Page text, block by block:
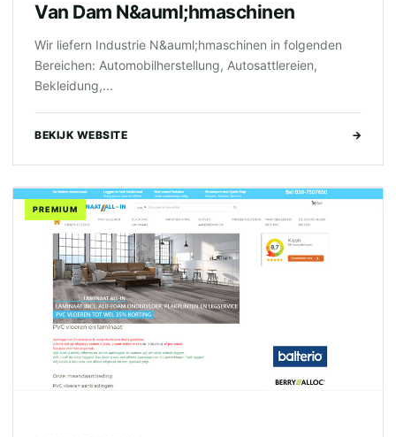
Van Dam N&auml;hmaschinen
Wir liefern Industrie N&auml;hmaschinen in folgenden
Bereichen: Automobilherstellung, Autosattlereien,
Bekleidung,...
BEKIJK WEBSITE →
PREMIUM